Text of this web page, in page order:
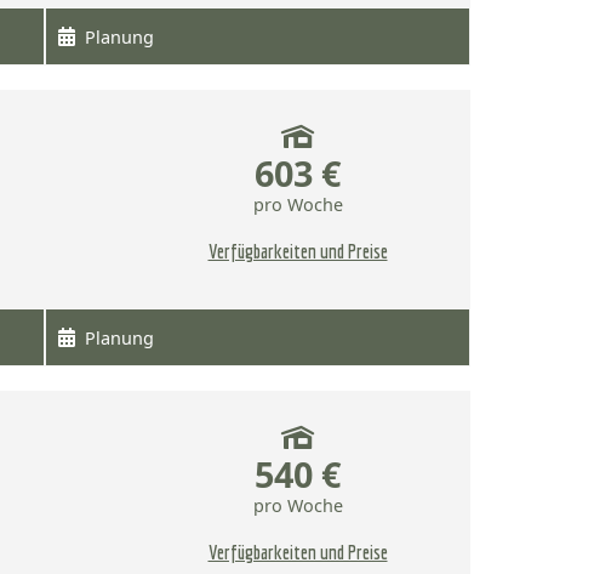
Planung
603 €
pro Woche
Verfügbarkeiten und Preise
Planung
540 €
pro Woche
Verfügbarkeiten und Preise